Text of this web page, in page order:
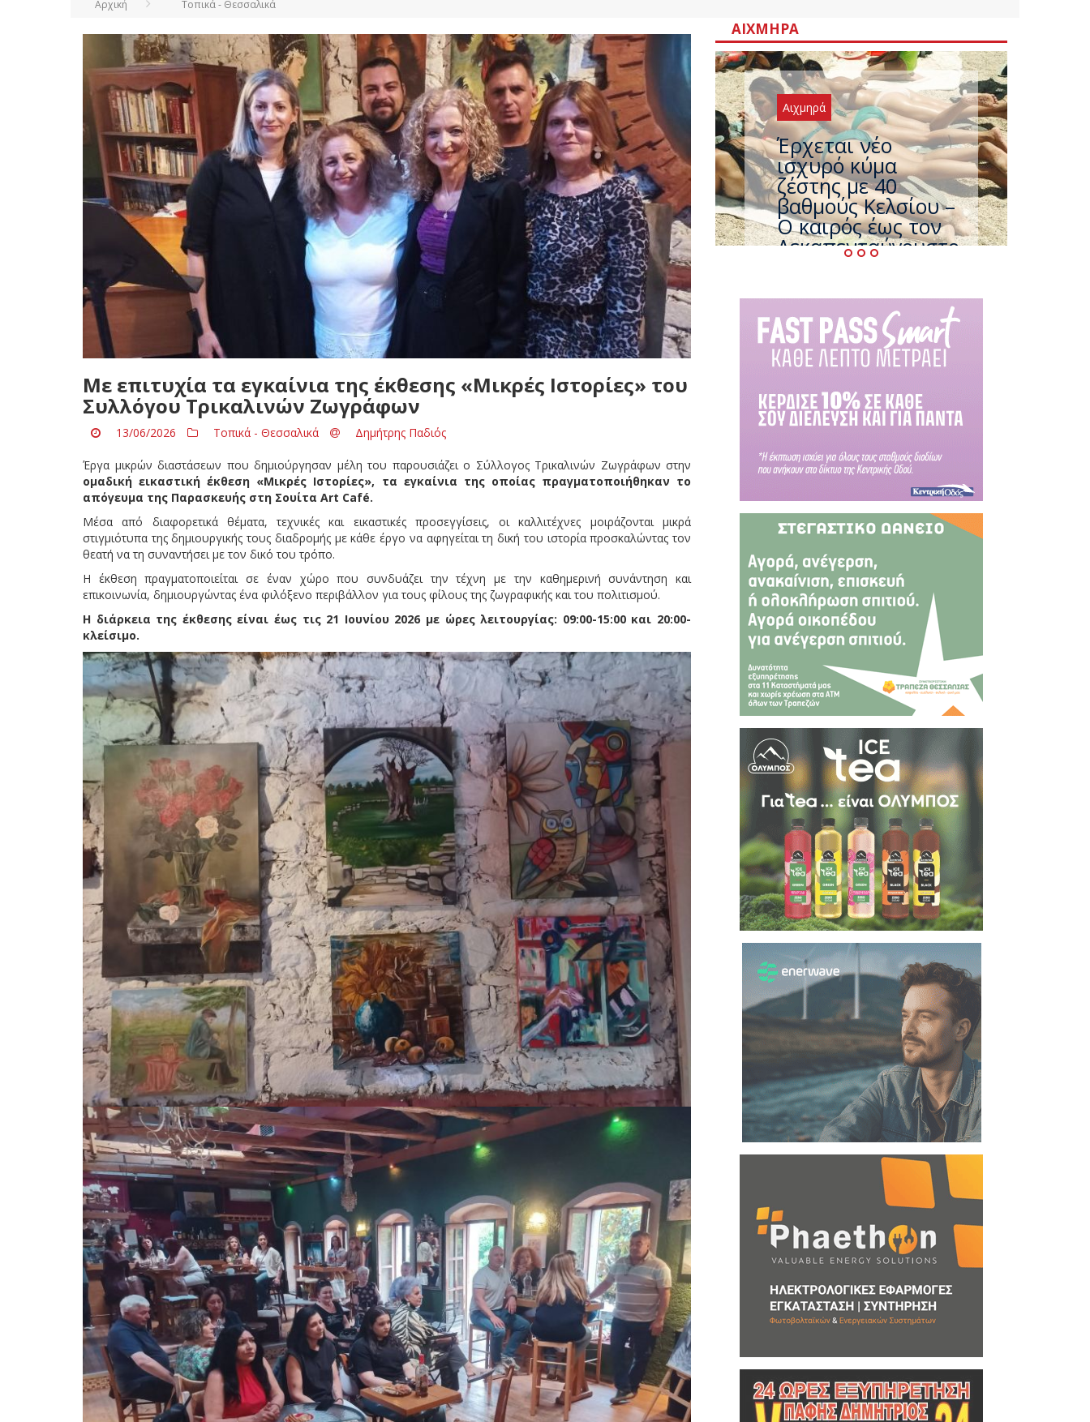
Αρχική Τοπικά - Θεσσαλικά
Με επιτυχία τα εγκαίνια της έκθεσης «Μικρές Ιστορίες» του
Συλλόγου Τρικαλινών Ζωγράφων
13/06/2026 Τοπικά - Θεσσαλικά Δημήτρης Παδιός
Έργα μικρών διαστάσεων που δημιούργησαν μέλη του παρουσιάζει ο Σύλλογος Τρικαλινών Ζωγράφων στην
ομαδική εικαστική έκθεση «Μικρές Ιστορίες», τα εγκαίνια της οποίας πραγματοποιήθηκαν το
απόγευμα της Παρασκευής στη Σουίτα Art Café.
Μέσα από διαφορετικά θέματα, τεχνικές και εικαστικές προσεγγίσεις, οι καλλιτέχνες μοιράζονται μικρά
στιγμιότυπα της δημιουργικής τους διαδρομής με κάθε έργο να αφηγείται τη δική του ιστορία προσκαλώντας τον
θεατή να τη συναντήσει με τον δικό του τρόπο.
Η έκθεση πραγματοποιείται σε έναν χώρο που συνδυάζει την τέχνη με την καθημερινή συνάντηση και
επικοινωνία, δημιουργώντας ένα φιλόξενο περιβάλλον για τους φίλους της ζωγραφικής και του πολιτισμού.
Η διάρκεια της έκθεσης είναι έως τις 21 Ιουνίου 2026 με ώρες λειτουργίας: 09:00-15:00 και 20:00-
κλείσιμο.
ΑΙΧΜΗΡΆ
Αιχμηρά
Άφαντος ο
Τσίπρας… την ώρα
που η χώρα
καίγεται